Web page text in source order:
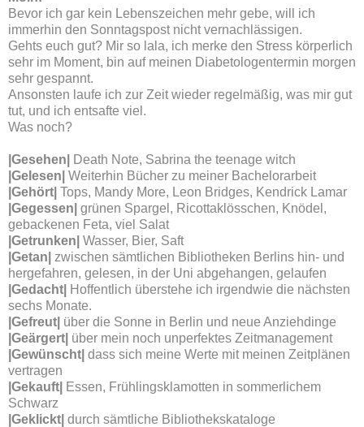
Bevor ich gar kein Lebenszeichen mehr gebe, will ich
immerhin den Sonntagspost nicht vernachlässigen.
Gehts euch gut? Mir so lala, ich merke den Stress körperlich
sehr im Moment, bin auf meinen Diabetologentermin morgen
sehr gespannt.
Ansonsten laufe ich zur Zeit wieder regelmäßig, was mir gut
tut, und ich entsafte viel.
Was noch?
Gesehen
Death Note, Sabrina the teenage witch
|Gelesen| Weiterhin Bücher zu meiner Bachelorarbeit
|Gehört| Tops, Mandy More, Leon Bridges, Kendrick Lamar
|Gegessen| grünen Spargel, Ricottaklösschen, Knödel,
gebackenen Feta, viel Salat
|Getrunken| Wasser, Bier, Saft
|Getan| zwischen sämtlichen Bibliotheken Berlins hin- und
hergefahren, gelesen, in der Uni abgehangen, gelaufen
|Gedacht|
Hoffentlich überstehe ich irgendwie die nächsten
sechs Monate.
|Gefreut| über die Sonne in Berlin und neue Anziehdinge
|Geärgert über mein noch unperfektes Zeitmanagement
|Gewünscht dass sich meine Werte mit meinen Zeitplänen
vertragen
|Gekauft|
Essen, Frühlingsklamotten in sommerlichem
Schwarz
|Geklickt| durch sämtliche Bibliothekskataloge